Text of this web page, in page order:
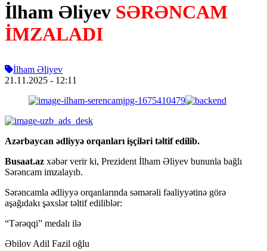
İlham Əliyev SƏRƏNCAM
İMZALADI
İlham Əliyev
21.11.2025 - 12:11
Azərbaycan ədliyyə orqanları işçiləri təltif edilib.
Busaat.az xəbər verir ki, Prezident İlham Əliyev bununla bağlı
Sərəncam imzalayıb.
Sərəncamla ədliyyə orqanlarında səmərəli fəaliyyətinə görə
aşağıdakı şəxslər təltif ediliblər:
“Tərəqqi” medalı ilə
Əbilov Adil Fazil oğlu